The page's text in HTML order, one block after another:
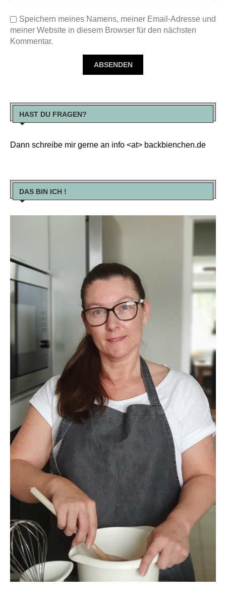
Speichern meines Namens, meiner Email-Adresse und
meiner Website in diesem Browser für den nächsten
Kommentar.
HAST DU FRAGEN?
Dann schreibe mir gerne an info <at> backbienchen.de
DAS BIN ICH !